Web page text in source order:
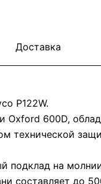
Доставка
P122W.
Oxford 600D,
технической
на
составляет до